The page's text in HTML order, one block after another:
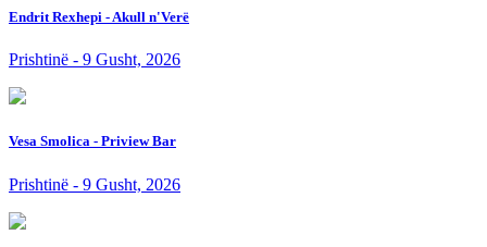
Endrit Rexhepi - Akull n'Verë
Prishtinë - 9 Gusht, 2026
Vesa Smolica - Priview Bar
Prishtinë - 9 Gusht, 2026